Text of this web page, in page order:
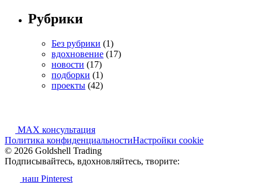
Рубрики
Без рубрики (1)
вдохновение (17)
новости (17)
подборки (1)
проекты (42)
MAX консультация
Политика конфиденциальностиНастройки cookie
© 2026 Goldshell Trading
Подписывайтесь, вдохновляйтесь, творите:
наш Pinterest